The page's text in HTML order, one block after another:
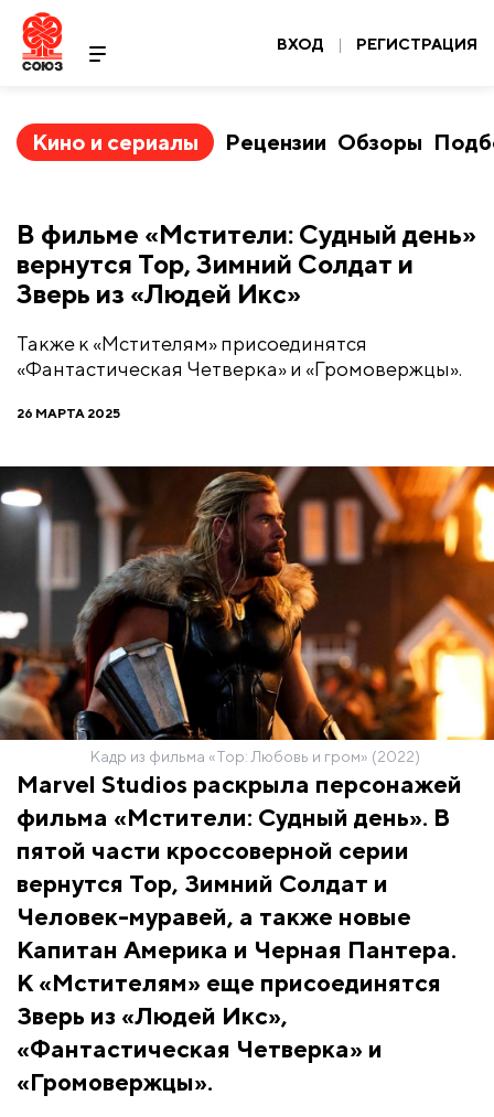
ВХОД | РЕГИСТРАЦИЯ
Кино и сериалы Рецензии Обзоры
В фильме «Мстители: Судный день»
вернутся Тор, Зимний Солдат и
Зверь из «Людей Икс»
Также к «Мстителям» присоединятся
«Фантастическая Четверка» и «Громовержцы».
26 МАРТА 2025
Кадр из фильма «Тор: Любовь и гром» (2022)
Marvel Studios раскрыла персонажей
фильма «Мстители: Судный день». В
пятой части кроссоверной серии
вернутся Тор, Зимний Солдат и
Человек-муравей, а также новые
Капитан Америка и Черная Пантера.
К «Мстителям» еще присоединятся
Зверь из «Людей Икс»,
«Фантастическая Четверка» и
«Громовержцы».